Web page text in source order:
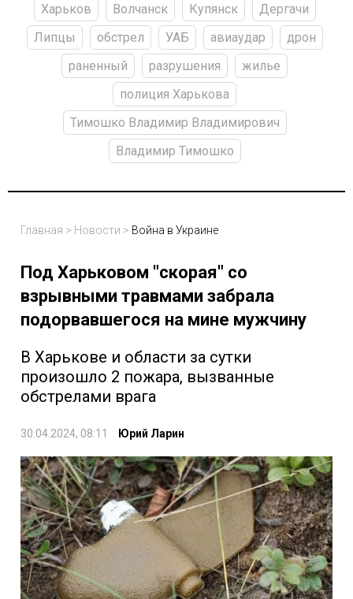
Харьков
Волчанск Купянск
Дергачи
Липцы
обстрел УАБ авиаудар
дрон
раненный
разрушения
жилье
полиция Харькова
Тимошко Владимир Владимирович
Владимир Тимошко
Главная > Новости > Война в Украине
Под Харьковом "скорая" со
взрывными травмами забрала
подорвавшегося на мине мужчину
В Харькове и области за сутки
произошло 2 пожара, вызванные
обстрелами врага
30.04.2024, 08:11 Юрий Ларин